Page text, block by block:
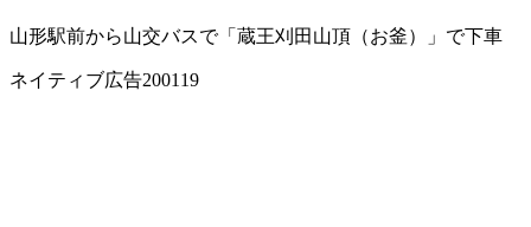
山形駅前から山交バスで「蔵王刈田山頂（お釜）」で下車
ネイティブ広告200119